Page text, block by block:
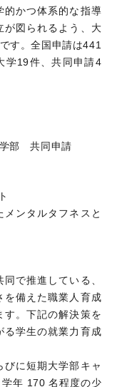
的かつ体系的な指導
が図られるよう、大
す。全国申請は441
19件、共同申請4
学部 共同申請
ンタルタフネスと
で推進している、
を備えた職業人育成
す。下記の解決策を
る学生の就業力育成
びに短期大学部キャ
年 170 名程度の少